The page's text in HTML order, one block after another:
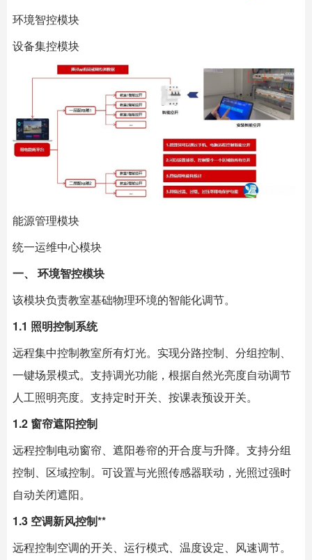
环境智控模块
设备集控模块
能源管理模块
统一运维中心模块
一、 环境智控模块
该模块负责教室基础物理环境的智能化调节。
1.1 照明控制系统
远程集中控制教室所有灯光。实现分路控制、分组控制、
一键场景模式。支持调光功能，根据自然光亮度自动调节
人工照明亮度。支持定时开关、按课表预设开关。
1.2 窗帘遮阳控制
远程控制电动窗帘、遮阳卷帘的开合度与升降。支持分组
控制、区域控制。可设置与光照传感器联动，光照过强时
自动关闭遮阳。
1.3 空调新风控制**
远程控制空调的开关、运行模式、温度设定、风速调节。